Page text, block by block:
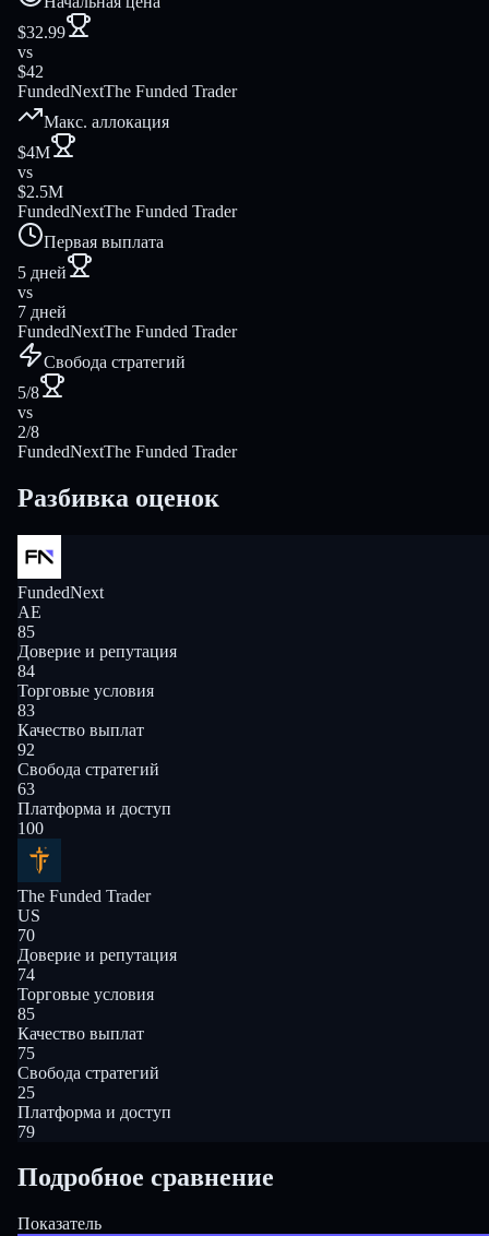
$32.99
vs
$42
FundedNextThe Funded Trader
Макс. аллокация
$4M
vs
$2.5M
FundedNextThe Funded Trader
Первая выплата
5 дней
vs
7 дней
FundedNextThe Funded Trader
Свобода стратегий
5/8
vs
2/8
FundedNextThe Funded Trader
Разбивка оценок
FundedNext
AE
85
Доверие и репутация
84
Торговые условия
83
Качество выплат
92
Свобода стратегий
63
Платформа и доступ
100
The Funded Trader
US
70
Доверие и репутация
74
Торговые условия
85
Качество выплат
75
Свобода стратегий
25
Платформа и доступ
79
Подробное сравнение
Показатель